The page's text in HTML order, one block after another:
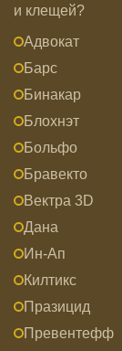
и клещей?
Адвокат
Барс
Бинакар
Блохнэт
Больфо
Бравекто
Вектра 3D
Дана
Ин-Ап
Килтикс
Празицид
Превентефф